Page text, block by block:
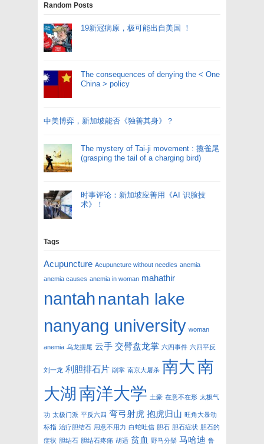
Random Posts
19新冠病原，极可能出自美国 ！
The consequences of denying the < One
China > policy
中美博弈，新加坡能否《独善其身》？
The mystery of Tai-ji movement : 揽雀尾
(grasping the tail of a charging bird)
时事评论：新加坡应善用《AI 识脸技
术》！
Tags
Acupuncture Acupuncture without needles anemia
anemia causes anemia in woman mahathir
nantahnantah lake
nanyang university woman
anemia 乌龙摆尾 云手 交臂盘龙掌 六四事件 六四平反
刘一龙 利胆排石片 削掌 南京大屠杀 南大南
大湖南洋大学 土豪 在意不在形 太极气
功 太极门派 平反六四 弯弓射虎 抱虎归山 旺角大暴动
标指 治疗胆结石 用意不用力 白蛇吐信 胆石 胆石症状 胆石的
症状 胆结石 胆结石疼痛 胡适 贫血 野马分鬃 马哈迪 鲁